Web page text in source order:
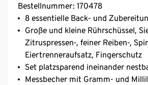
Bestellnummer: 170478
8 essentielle Back- und
Große und kleine Rührschüssel,
Zitruspressen-, feiner Reiben-,
Eiertrenneraufsatz, Fingerschutz
Set platzsparend ineinander
Messbecher mit Gramm- und